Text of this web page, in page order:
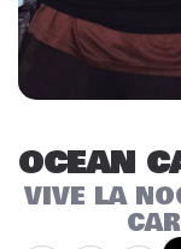
OCEAN
VIVE LA